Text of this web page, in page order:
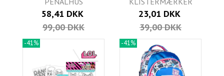
58,41 DKK
99,00 DKK
23,01 DKK
39,00 DKK
-41% -41%